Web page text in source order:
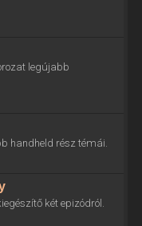
legújabb
handheld rész témái.
két epizódról.